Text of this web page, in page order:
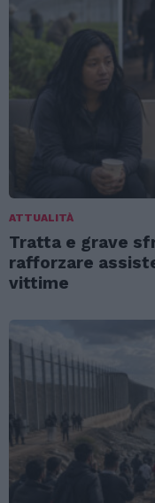
ATTUALITÀ
Tratta e grave
rafforzare
vittime